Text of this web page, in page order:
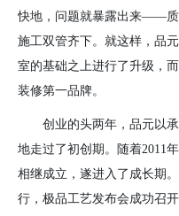
快地，问题就暴露出来——质
施工双管齐下。就这样，品
室的基础之上进行了升级，
装修第一品牌。
创业的头两年，品元以
地走过了初创期。随着2011年
相继成立，遂进入了成长期
行，极品工艺发布会成功召